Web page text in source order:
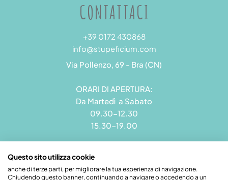
CONTATTACI
+39 0172 430868
info@stupeficium.com
Via Pollenzo, 69 - Bra (CN)
ORARI DI APERTURA:
Da Martedì a Sabato
09.30-12.30
15.30-19.00
Questo sito utilizza cookie
anche di terze parti, per migliorare la tua esperienza di navigazione.
Chiudendo questo banner, continuando a navigare o accedendo a un